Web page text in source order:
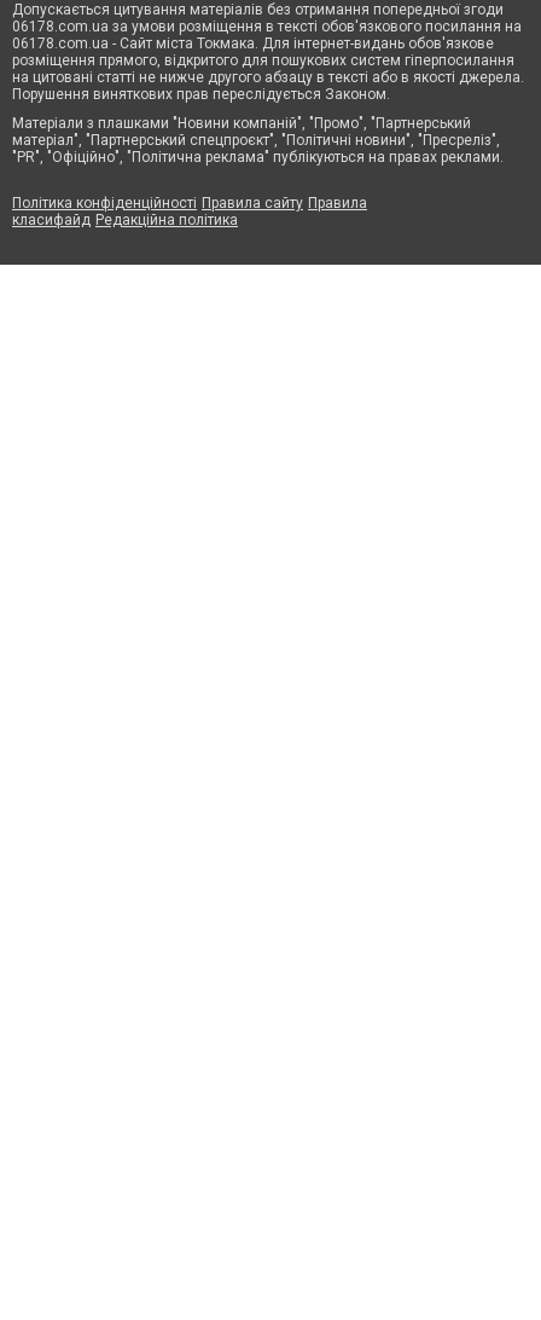
Допускається цитування матеріалів без отримання попередньої згоди
06178.com.ua за умови розміщення в тексті обов'язкового посилання на
06178.com.ua - Сайт міста Токмака. Для інтернет-видань обов'язкове
розміщення прямого, відкритого для пошукових систем гіперпосилання
на цитовані статті не нижче другого абзацу в тексті або в якості джерела.
Порушення виняткових прав переслідується Законом.
Матеріали з плашками "Новини компаній", "Промо", "Партнерський
матеріал", "Партнерський спецпроєкт", "Політичні новини", "Пресреліз",
"PR", "Офіційно", "Політична реклама" публікуються на правах реклами.
Політика конфіденційності Правила сайту Правила
класифайд Редакційна політика